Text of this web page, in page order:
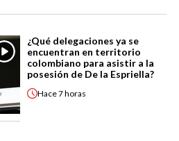
¿Qué delegaciones ya se
encuentran en territorio
colombiano para asistir a la
posesión de De la Espriella?
Hace7 horas